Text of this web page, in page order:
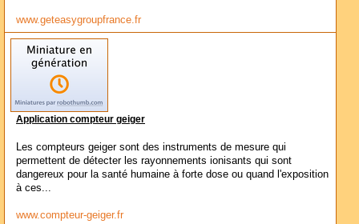
www.geteasygroupfrance.fr
Application compteur geiger
Les compteurs geiger sont des instruments de mesure qui
permettent de détecter les rayonnements ionisants qui sont
dangereux pour la santé humaine à forte dose ou quand l'exposition
à ces...
www.compteur-geiger.fr